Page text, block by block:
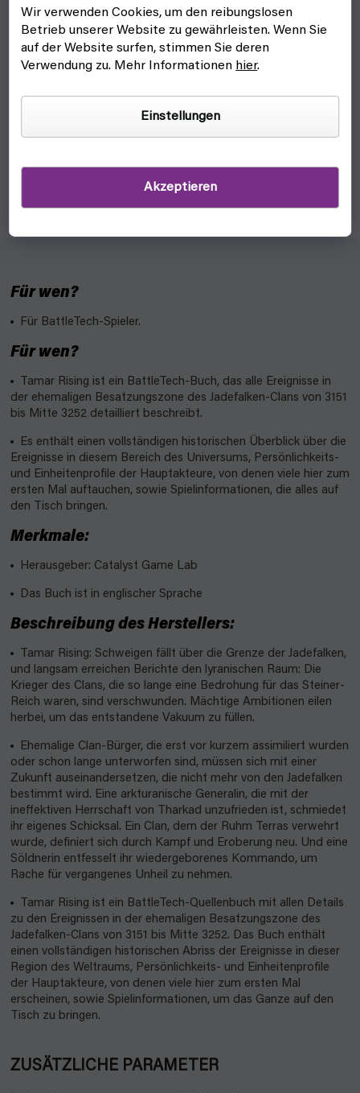
Wir verwenden Cookies, um den reibungslosen
Betrieb unserer Website zu gewährleisten. Wenn Sie
auf der Website surfen, stimmen Sie deren
Verwendung zu. Mehr Informationen hier.
Einstellungen
Akzeptieren
Battletech: Clan Invasion - EN (CGL)
Detail
Für wen?
Für BattleTech-Spieler.
Für wen?
Tamar Rising ist ein BattleTech-Buch, das alle Ereignisse in
der ehemaligen Besatzungszone des Jadefalken-Clans von 3151
bis Mitte 3252 detailliert beschreibt.
Es enthält einen vollständigen historischen Überblick über die
Ereignisse in diesem Bereich des Universums, Persönlichkeits-
und Einheitenprofile der Hauptakteure, von denen viele hier zum
ersten Mal auftauchen, sowie Spielinformationen, die alles auf
den Tisch bringen.
Merkmale:
Herausgeber: Catalyst Game Lab
Das Buch ist in englischer Sprache
Beschreibung des Herstellers:
Tamar Rising: Schweigen fällt über die Grenze der Jadefalken,
und langsam erreichen Berichte den lyranischen Raum: Die
Krieger des Clans, die so lange eine Bedrohung für das Steiner-
Reich waren, sind verschwunden. Mächtige Ambitionen eilen
herbei, um das entstandene Vakuum zu füllen.
Ehemalige Clan-Bürger, die erst vor kurzem assimiliert wurden
oder schon lange unterworfen sind, müssen sich mit einer
Zukunft auseinandersetzen, die nicht mehr von den Jadefalken
bestimmt wird. Eine arkturanische Generalin, die mit der
ineffektiven Herrschaft von Tharkad unzufrieden ist, schmiedet
ihr eigenes Schicksal. Ein Clan, dem der Ruhm Terras verwehrt
wurde, definiert sich durch Kampf und Eroberung neu. Und eine
Söldnerin entfesselt ihr wiedergeborenes Kommando, um
Rache für vergangenes Unheil zu nehmen.
Tamar Rising ist ein BattleTech-Quellenbuch mit allen Details
zu den Ereignissen in der ehemaligen Besatzungszone des
Jadefalken-Clans von 3151 bis Mitte 3252. Das Buch enthält
einen vollständigen historischen Abriss der Ereignisse in dieser
Region des Weltraums, Persönlichkeits- und Einheitenprofile
der Hauptakteure, von denen viele hier zum ersten Mal
erscheinen, sowie Spielinformationen, um das Ganze auf den
Tisch zu bringen.
ZUSÄTZLICHE PARAMETER